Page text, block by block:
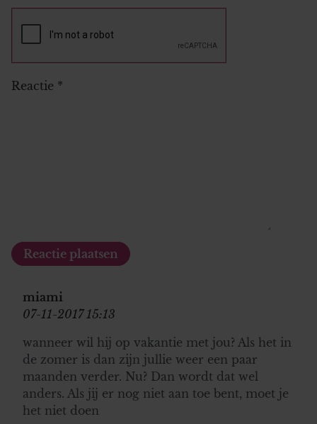
Reactie *
miami
07-11-2017 15:13
wanneer wil hij op vakantie met jou? Als het in
de zomer is dan zijn jullie weer een paar
maanden verder. Nu? Dan wordt dat wel
anders. Als jij er nog niet aan toe bent, moet je
het niet doen